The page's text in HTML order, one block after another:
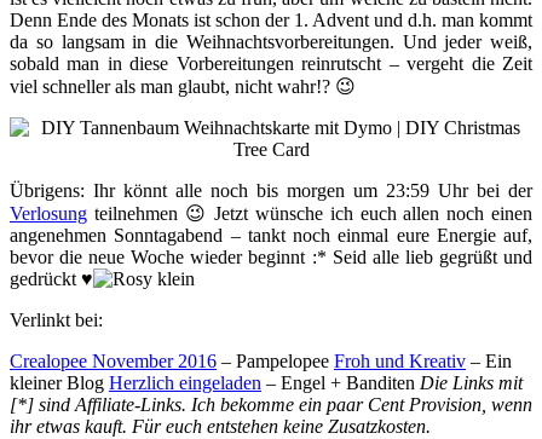
Denn Ende des Monats ist schon der 1. Advent und d.h. man kommt
da so langsam in die Weihnachtsvorbereitungen. Und jeder weiß,
sobald man in diese Vorbereitungen reinrutscht – vergeht die Zeit
viel schneller als man glaubt, nicht wahr!? 😉
Übrigens: Ihr könnt alle noch bis morgen um 23:59 Uhr bei der
Verlosung teilnehmen 😉 Jetzt wünsche ich euch allen noch einen
angenehmen Sonntagabend – tankt noch einmal eure Energie auf,
bevor die neue Woche wieder beginnt :* Seid alle lieb gegrüßt und
gedrückt ♥
Verlinkt bei:
Crealopee November 2016 – Pampelopee Froh und Kreativ – Ein
kleiner Blog Herzlich eingeladen – Engel + Banditen Die Links mit
[*] sind Affiliate-Links. Ich bekomme ein paar Cent Provision, wenn
ihr etwas kauft. Für euch entstehen keine Zusatzkosten.